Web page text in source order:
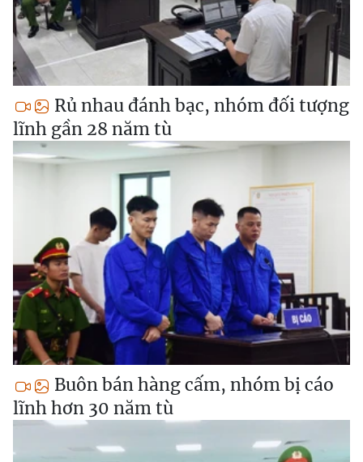
Rủ nhau đánh bạc, nhóm đối tượng
lĩnh gần 28 năm tù
Buôn bán hàng cấm, nhóm bị cáo
lĩnh hơn 30 năm tù